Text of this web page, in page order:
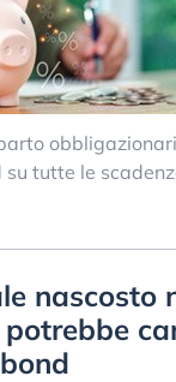
tutte le
nascosto